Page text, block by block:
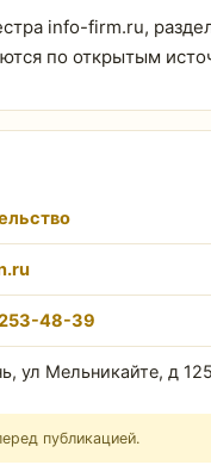
info-firm.ru,
по открытым
48-39
ул Мельникайте, д
публикацией.